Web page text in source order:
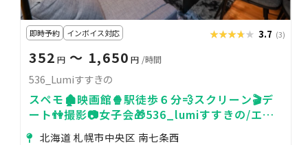
即時予約 インボイス対応 ★★★★★
★★★★★ 3.7 (3)
352 円〜 1,650 円 /時間
536_Lumiすすきの
スペモ🏚映画館🍿駅徒歩６分💨スクリーン🎬デ
ート👫撮影📷女子会🎁536_lumiすすきの/エア
コン導入しました！
北海道 札幌市中央区 南七条西